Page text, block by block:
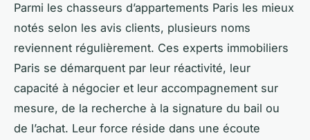
Parmi les chasseurs d’appartements Paris les mieux
notés selon les avis clients, plusieurs noms
reviennent régulièrement. Ces experts immobiliers
Paris se démarquent par leur réactivité, leur
capacité à négocier et leur accompagnement sur
mesure, de la recherche à la signature du bail ou
de l’achat. Leur force réside dans une écoute